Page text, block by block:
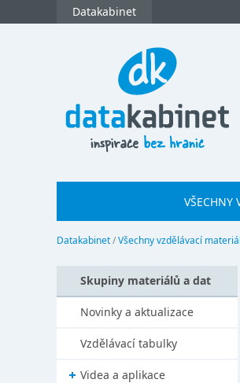
Datakabinet
VŠECHNY
Datakabinet/Všechny vzdělávací
Skupiny materiálů a dat
Novinky a aktualizace
Vzdělávací tabulky
Videa a aplikace